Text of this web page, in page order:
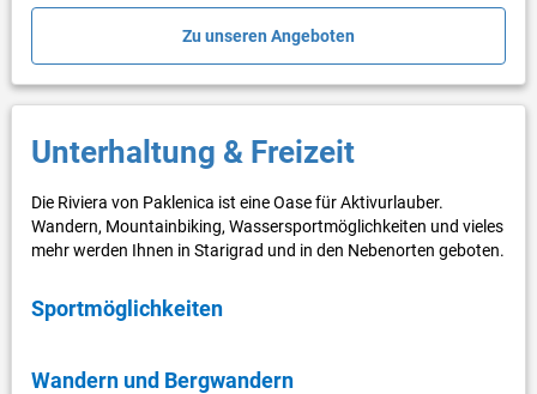
Zu unseren Angeboten
Unterhaltung & Freizeit
Die Riviera von Paklenica ist eine Oase für Aktivurlauber.
Wandern, Mountainbiking, Wassersportmöglichkeiten und vieles
mehr werden Ihnen in Starigrad und in den Nebenorten geboten.
Sportmöglichkeiten
Wandern und Bergwandern